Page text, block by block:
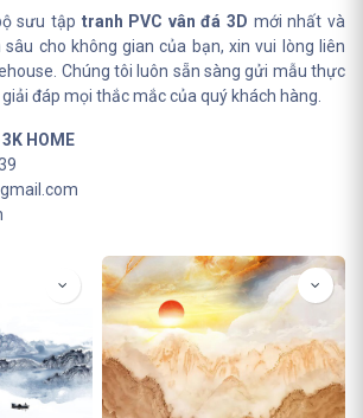
sưu tập tranh PVC vân đá 3D mới nhất và
cho không gian của bạn, xin vui lòng liên
Chúng tôi luôn sẵn sàng gửi mẫu thực
đáp mọi thắc mắc của quý khách hàng.
HOME